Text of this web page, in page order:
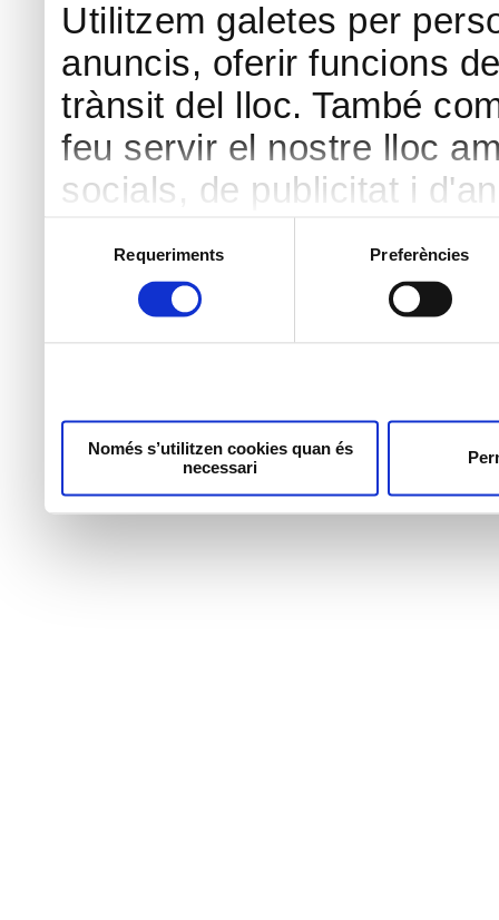
Utilitzem galetes per
anuncis, oferir funcions
trànsit del lloc. També
feu servir el nostre lloc
socials, de publicitat i
hàgiu proporcionat o
heu fet dels seus serveis.
consentiment
Requeriments Preferències
Només s’utilitzen cookies quan és
necessari